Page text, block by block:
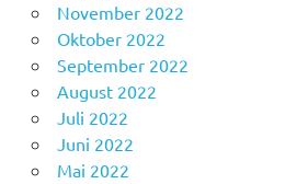
November 2022
Oktober 2022
September 2022
August 2022
Juli 2022
Juni 2022
Mai 2022